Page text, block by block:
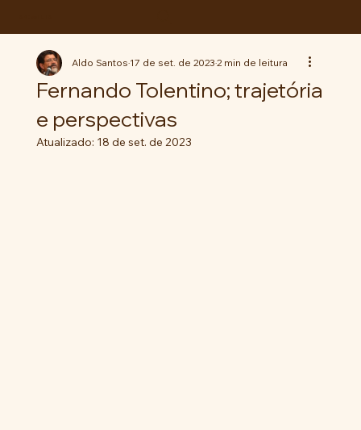
Fernando Tolentino; trajetória
e perspectivas
Aldo Santos17 de set. de 20232 min de leitura
Atualizado: 18 de set. de 2023